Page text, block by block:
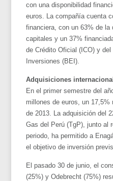
con una disponibilidad
euros. La compañía cuenta
financiera, con un 63% de la
capitales y un 37%
de Crédito Oficial (ICO) y
Inversiones (BEI).
Adquisiciones
En el primer semestre del
millones de euros, un
de 2013. La adquisición del
Gas del Perú (TgP), junto al
periodo, ha permitido a
el objetivo de inversión
El pasado 30 de junio, el
(25%) y Odebrecht (75%)